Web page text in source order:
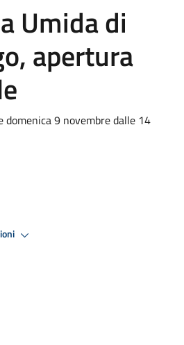
Umida di
apertura
9 novembre dalle 14